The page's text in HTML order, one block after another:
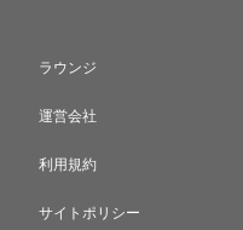
ラウンジ
運営会社
利用規約
サイトポリシー